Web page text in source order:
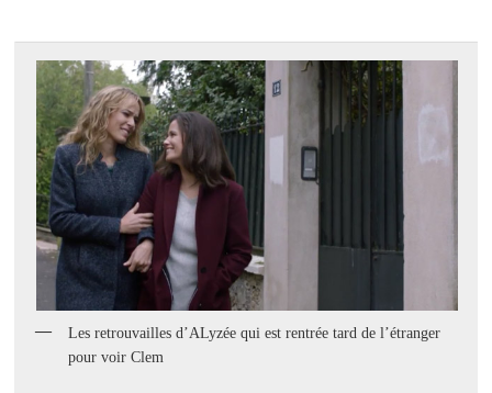
Les retrouvailles d’ALyzée qui est rentrée tard de l’étranger
pour voir Clem